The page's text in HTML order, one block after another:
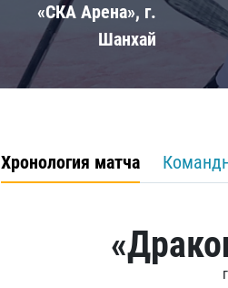
«СКА Арена», г.
Шанхай
Хронология матча